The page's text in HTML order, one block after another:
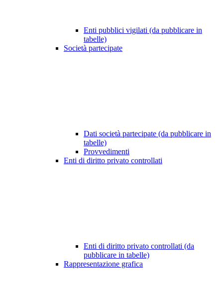
Enti pubblici vigilati (da pubblicare in
tabelle)
Società partecipate
Dati società partecipate (da pubblicare in
tabelle)
Provvedimenti
Enti di diritto privato controllati
Enti di diritto privato controllati (da
pubblicare in tabelle)
Rappresentazione grafica